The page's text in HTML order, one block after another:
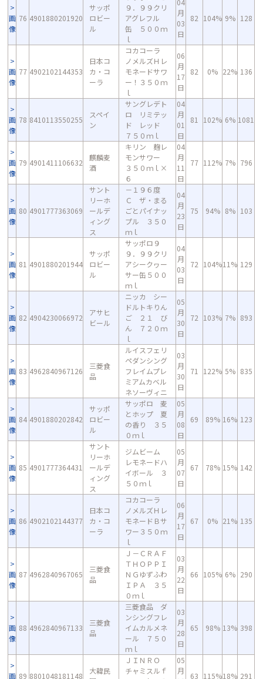
画
像
76 4901880201920
サッポ
ロビー
ル
９．９９クリ
アグレフル
缶 ５００ｍ
ｌ
04
月
03
日
82 104% 9% 128
画
像
77 4902102144353
日本コ
カ・コ
ーラ
コカコーラ
ノメルズＨレ
モネードサワ
ー！３５０ｍ
ｌ
06
月
17
日
82 0% 22% 136
画
像
78 8410113550255
スペイ
ン
サングレデト
ロ リミテッ
ド レッド
７５０ｍｌ
04
月
01
日
81 102% 6% 1081
画
像
79 4901411106632
麒麟麦
酒
キリン 麹レ
モンサワー
３５０ｍｌ×
６
04
月
11
日
77 112% 7% 796
画
像
80 4901777363069
サント
リーホ
ールデ
ィング
ス
－１９６度
Ｃ ザ・まる
ごとパイナッ
プル ３５０
ｍｌ
04
月
23
日
75 94% 8% 103
画
像
81 4901880201944
サッポ
ロビー
ル
サッポロ９
９．９９クリ
アシークヮー
サー缶５００
ｍｌ
04
月
03
日
72 104%11% 129
画
像
82 4904230066972
アサヒ
ビール
ニッカ シー
ドルトキりん
ご ２１ び
ん ７２０ｍ
ｌ
05
月
30
日
72 103% 7% 893
画
像
83 4962840967126
三菱食
品
ルイスフェリ
ペダンシング
フレイムプレ
ミアムカベル
ネソーヴィニ
03
月
30
日
71 122% 5% 835
画
像
84 4901880202842
サッポ
ロビー
ル
サッポロ 麦
とホップ 夏
の香り ３５
０ｍｌ
05
月
08
日
69 89% 16% 123
画
像
85 4901777364431
サント
リーホ
ールデ
ィング
ス
ジムビーム
レモネードハ
イボール ３
５０ｍｌ
05
月
07
日
67 78% 15% 142
画
像
86 4902102144377
日本コ
カ・コ
ーラ
コカコーラ
ノメルズＨレ
モネードＢサ
ワー３５０ｍ
ｌ
06
月
17
日
67 0% 21% 135
画
像
87 4962840967065
三菱食
品
Ｊ－ＣＲＡＦ
ＴＨＯＰＰＩ
ＮＧゆずふわ
ＩＰＡ ３５
０ｍｌ
03
月
22
日
66 105% 6% 290
画
像
88 4962840967133
三菱食
品
三菱食品 ダ
ンシングフレ
イムカルメネ
ール ７５０
ｍｌ
03
月
28
日
65 98% 13% 398
画 89 8801048181148
大韓民
ＪＩＮＲＯ
チャミスルｆ
05
月
63 115%18% 291